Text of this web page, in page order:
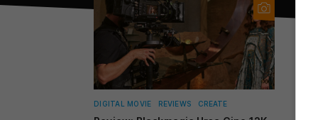
DIGITAL MOVIE REVIEWS CREATE